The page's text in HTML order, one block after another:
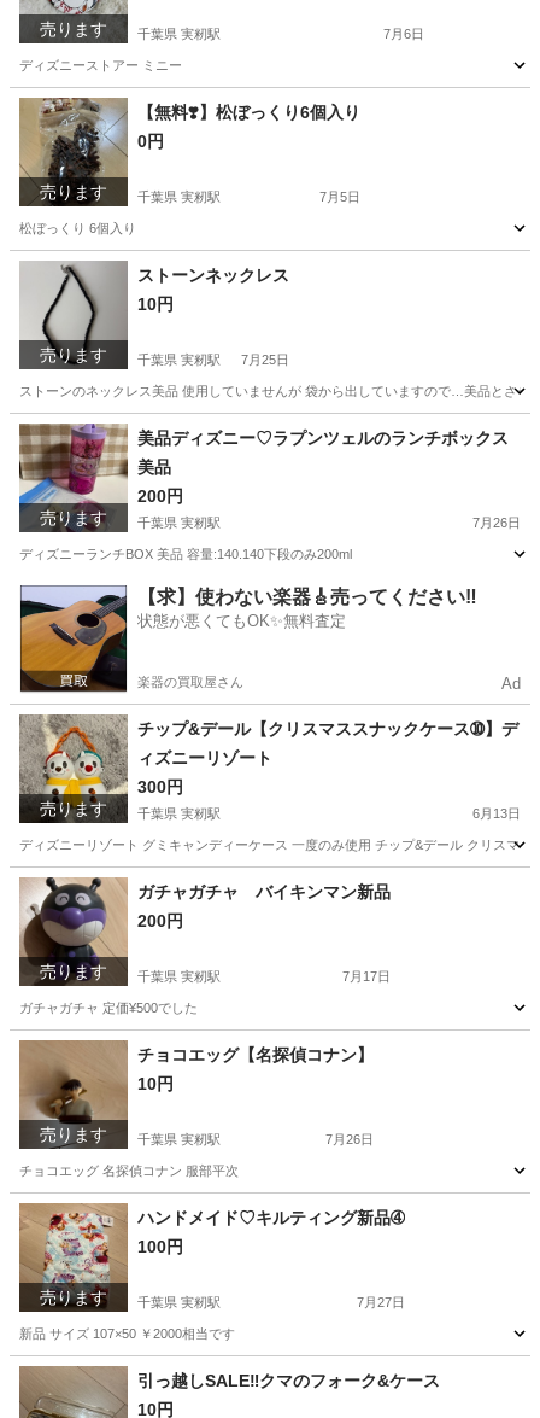
売ります 千葉県 実籾駅 7月6日
ディズニーストアー ミニー
千葉 千葉市 実籾駅 キッズ用品 缶バッジ
売ります
【無料❣️】松ぼっくり6個入り
0円
千葉県 実籾駅 7月5日
松ぼっくり 6個入り
千葉 千葉市 実籾駅 生活雑貨
売ります
ストーンネックレス
10円
千葉県 実籾駅 7月25日
ストーンのネックレス美品 使用していませんが 袋から出していますので…美品とさせ
千葉 千葉市 実籾駅 アクセサリー
売ります
美品ディズニー♡ラプンツェルのランチボックス
美品
200円
千葉県 実籾駅 7月26日
ディズニーランチBOX 美品 容量:140.140下段のみ200ml
千葉 千葉市 実籾駅 食器 ラプンツェル
【求】使わない楽器🎸売ってください‼️
状態が悪くてもOK✨無料査定
楽器の買取屋さん Ad
売ります
チップ&デール【クリスマススナックケース➉】デ
ィズニーリゾート
300円
千葉県 実籾駅 6月13日
ディズニーリゾート グミキャンディーケース 一度のみ使用 チップ&デール クリスマス
千葉 千葉市 実籾駅 おもちゃ
売ります
ガチャガチャ バイキンマン新品
200円
千葉県 実籾駅 7月17日
ガチャガチャ 定価¥500でした
千葉 千葉市 おもちゃ ガチャガチャ
売ります
チョコエッグ【名探偵コナン】
10円
千葉県 実籾駅 7月26日
チョコエッグ 名探偵コナン 服部平次
千葉 千葉市 実籾駅 その他 チョコエッグ
売ります
ハンドメイド♡キルティング新品➃
100円
千葉県 実籾駅 7月27日
新品 サイズ 107×50 ￥2000相当です
千葉 千葉市 実籾駅 生活雑貨
引っ越しSALE‼️クマのフォーク&ケース
10円